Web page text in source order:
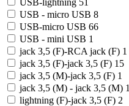
USB - micro USB 8
USB-micro USB 66
USB - mini USB 1
jack 3,5 (F)-RCA jack (F) 1
jack 3,5 (F)-jack 3,5 (F) 15
jack 3,5 (M)-jack 3,5 (F) 1
jack 3,5 (M) - jack 3,5 (M) 1
lightning (F)-jack 3,5 (F) 2